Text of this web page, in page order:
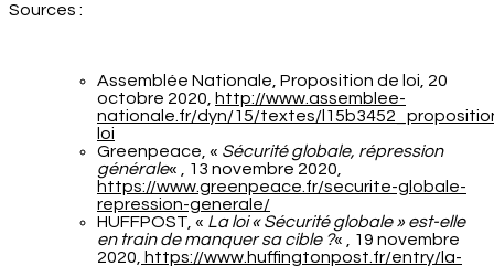
Sources :
Assemblée Nationale, Proposition de loi, 20
octobre 2020, http://www.assemblee-
nationale.fr/dyn/15/textes/
loi
Greenpeace, « Sécurité globale, répression
générale« , 13 novembre 2020,
https://www.greenpeace.fr/securite-globale-
repression-generale/
HUFFPOST, « La loi « Sécurité globale » est-elle
en train de manquer sa cible ?« , 19 novembre
2020, https://www.huffingtonpost.fr/entry/la-